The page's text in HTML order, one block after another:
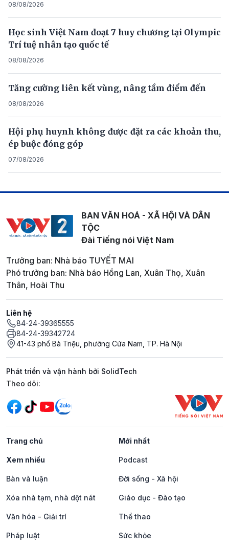
08/08/2026
Học sinh Việt Nam đoạt 7 huy chương tại Olympic
Trí tuệ nhân tạo quốc tế
08/08/2026
Tăng cường liên kết vùng, nâng tầm điểm đến
08/08/2026
Hội phụ huynh không được đặt ra các khoản thu,
ép buộc đóng góp
07/08/2026
BAN VĂN HOÁ - XÃ HỘI VÀ DÂN
TỘC
Đài Tiếng nói Việt Nam
Trưởng ban: Nhà báo TUYẾT MAI
Phó trưởng ban: Nhà báo Hồng Lan, Xuân Thọ, Xuân
Thân, Hoài Thu
Liên hệ
84-24-39365555
84-24-39342724
41-43 phố Bà Triệu, phường Cửa Nam, TP. Hà Nội
Phát triển và vận hành bởi SolidTech
Mạng xã hội
Theo dõi:
Trang chủ Mới nhất
Xem nhiều Podcast
Bàn và luận Đời sống - Xã hội
Xóa nhà tạm, nhà dột nát Giáo dục - Đào tạo
Văn hóa - Giải trí Thể thao
Pháp luật Sức khỏe